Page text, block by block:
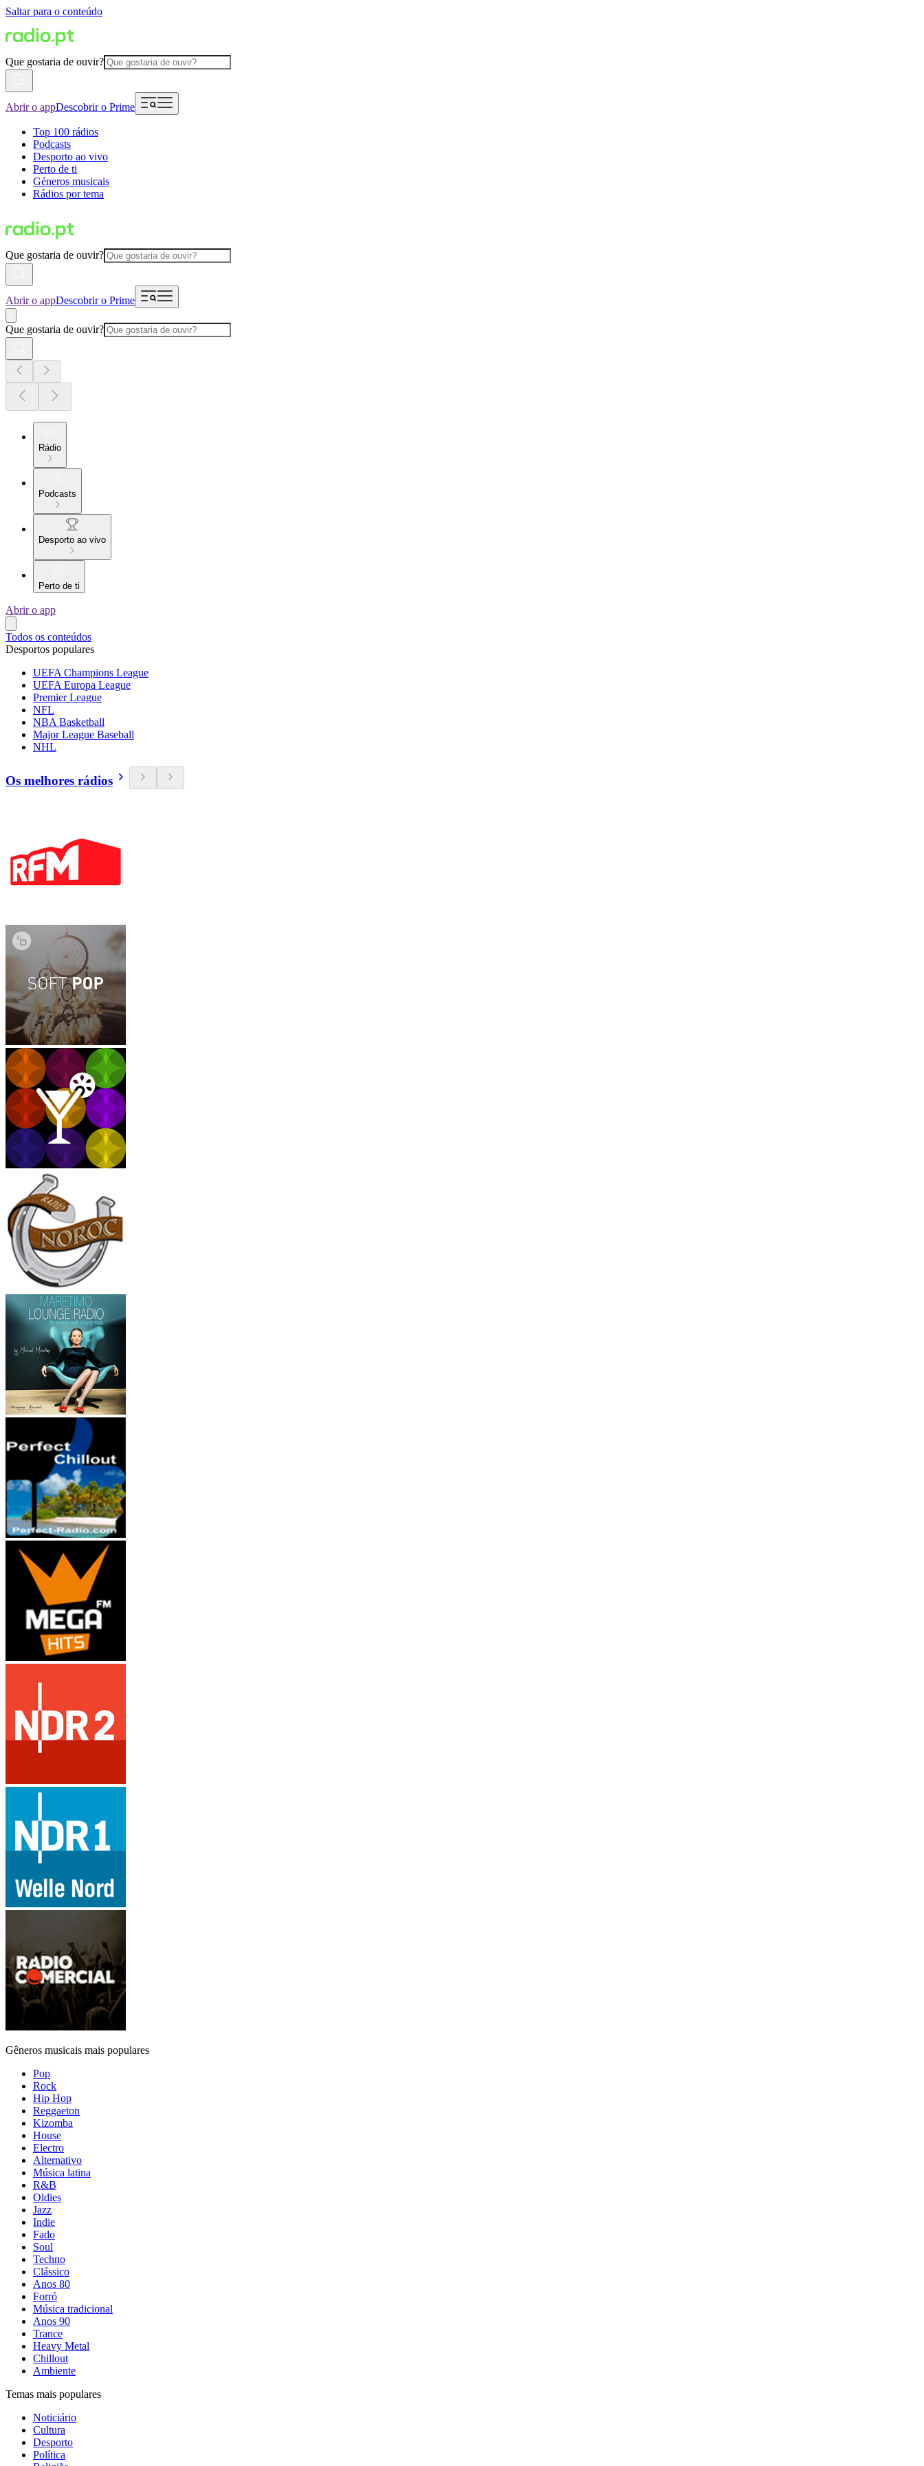
Saltar para o conteúdo
Que gostaria de ouvir?
Abrir o appDescobrir o Prime
Top 100 rádios
Podcasts
Desporto ao vivo
Perto de ti
Géneros musicais
Rádios por tema
Que gostaria de ouvir?
Abrir o appDescobrir o Prime
Que gostaria de ouvir?
Rádio
Podcasts
Desporto ao vivo
Perto de ti
Abrir o app
Todos os conteúdos
Desportos populares
UEFA Champions League
UEFA Europa League
Premier League
NFL
NBA Basketball
Major League Baseball
NHL
Os melhores rádios
Gêneros musicais mais populares
Pop
Rock
Hip Hop
Reggaeton
Kizomba
House
Electro
Alternativo
Música latina
R&B
Oldies
Jazz
Indie
Fado
Soul
Techno
Clássico
Anos 80
Forró
Música tradicional
Anos 90
Trance
Heavy Metal
Chillout
Ambiente
Temas mais populares
Noticiário
Cultura
Desporto
Política